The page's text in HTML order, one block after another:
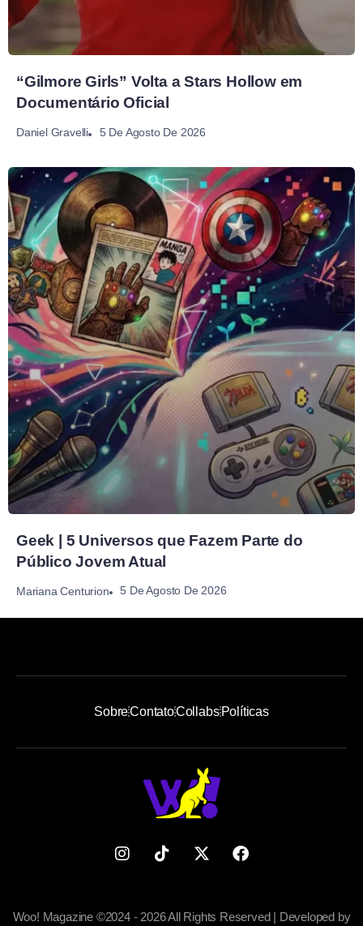
“Gilmore Girls” Volta a Stars Hollow em
Documentário Oficial
Daniel Gravelli 5 De Agosto De 2026
Geek | 5 Universos que Fazem Parte do
Público Jovem Atual
Mariana Centurion 5 De Agosto De 2026
SobreContatoCollabsPolíticas
Woo! Magazine ©2024 - 2026 All Rights Reserved | Developed by